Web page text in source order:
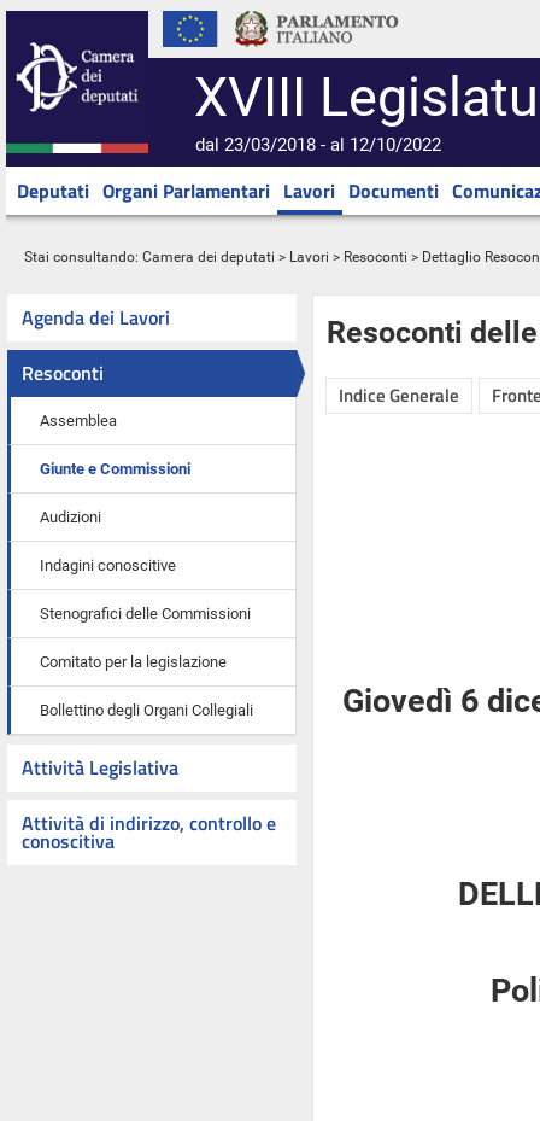
XVIII
dal 23/03/2018 - al 12/10/2022
Deputati Organi Parlamentari Lavori Documenti
Stai consultando: Camera dei deputati > Lavori > Resoconti > Dettaglio
Agenda dei Lavori
Resoconti
Assemblea
Giunte e Commissioni
Audizioni
Indagini conoscitive
Stenografici delle Commissioni
Comitato per la legislazione
Bollettino degli Organi Collegiali
Attività Legislativa
Attività di indirizzo, controllo e
conoscitiva
Resoconti
Indice Generale
Giovedì 6